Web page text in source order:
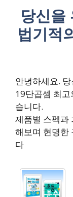
당신을
법기적
안녕하세요.
19단곱셈 최
습니다.
제품별 스펙과
해보며 현명한
다